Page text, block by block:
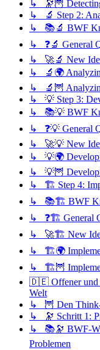
↳ 🔭🦉
↳ 🔬 Step 2:
↳ 📚🔬 BWF
↳ ❓🔬 General
↳ 🚀🔬 New
↳ 🔬🌍
↳ 🔬🦉
↳ 💡 Step 3:
↳ 📚💡 BWF
↳ ❓💡 General
↳ 🚀💡 New
↳ 💡🌍
↳ 💡🦉
↳ 🏗️ Step 4:
↳ 📚🏗️ BWF
↳ ❓🏗️ General
↳ 🚀🏗️ New
↳ 🏗️🌍
↳ 🏗️🦉
🇩🇪 Offener und
Welt
↳ 🦉 Den Think-
↳ 🔭 Schritt 1:
↳ 📚🔭 BWF-
Problemen